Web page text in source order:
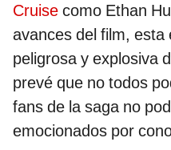
Cruise como Ethan
avances del film,
peligrosa y explosiva
prevé que no todos
fans de la saga no
emocionados por